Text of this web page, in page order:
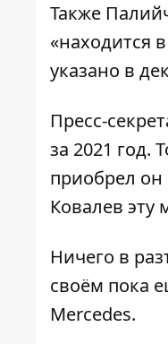
Также
«находится
указано в
Пресс-
за 2021 год.
приобрел он
Ковалев эту
Ничего в
своём пока
Mercedes.